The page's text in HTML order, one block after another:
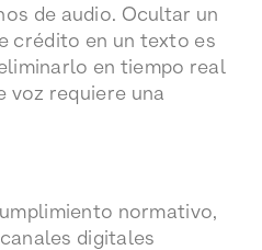
de audio. Ocultar un
crédito en un texto es
en tiempo real
voz requiere una
normativo,
digitales